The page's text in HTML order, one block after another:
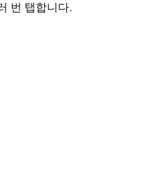
번 탭합니다.